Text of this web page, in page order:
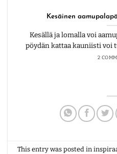
Kesäinen
Kesällä ja lomalla voi
pöydän kattaa kauniisti voi
2
This entry was posted in